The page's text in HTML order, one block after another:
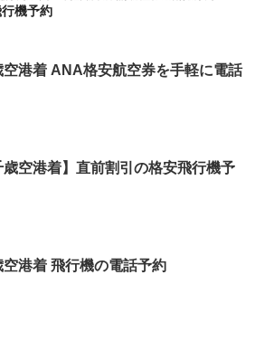
機予約
港着 ANA格安航空券を手軽に電話
歳空港着】直前割引の格安飛行機予
港着 飛行機の電話予約